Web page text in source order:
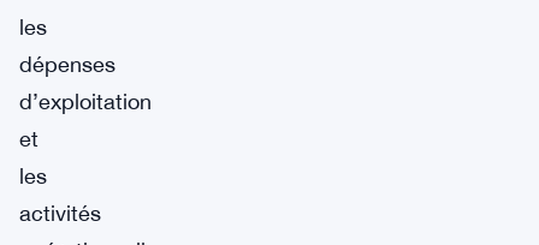
les
dépenses
d’exploitation
et
les
activités